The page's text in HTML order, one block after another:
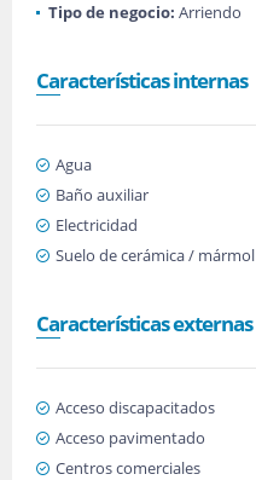
Tipo de negocio: Arriendo
Características internas
Agua
Baño auxiliar
Electricidad
Suelo de cerámica / mármol
Características externas
Acceso discapacitados
Acceso pavimentado
Centros comerciales